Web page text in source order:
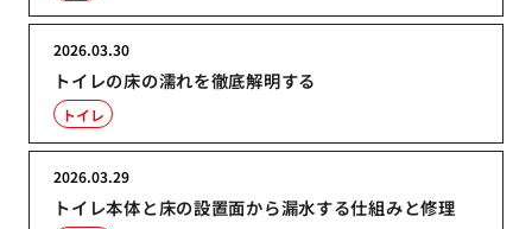
トイレの床の濡れを徹底解明する
2026.03.30
トイレ
トイレ本体と床の設置面から漏水する仕組みと修理
2026.03.29